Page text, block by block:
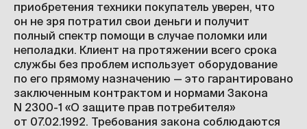
приобретения техники покупатель уверен, что
он не зря потратил свои деньги и получит
полный спектр помощи в случае поломки или
неполадки. Клиент на протяжении всего срока
службы без проблем использует оборудование
по его прямому назначению — это гарантировано
заключенным контрактом и нормами Закона
N 2300-1 «О защите прав потребителя»
от 07.02.1992. Требования закона соблюдаются